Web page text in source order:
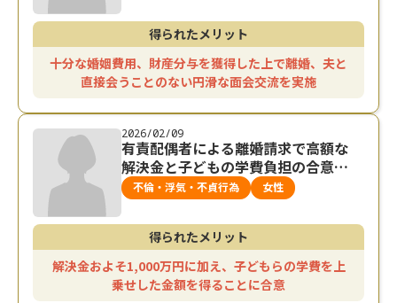
得られたメリット
十分な婚姻費用、財産分与を獲得した上で離婚、夫と
直接会うことのない円滑な面会交流を実施
2026/02/09
有責配偶者による離婚請求で高額な
解決金と子どもの学費負担の合意を
獲得した事例
不倫・浮気・不貞行為 女性
得られたメリット
解決金およそ1,000万円に加え、子どもらの学費を上
乗せした金額を得ることに合意